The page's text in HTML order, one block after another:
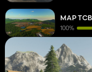
MAP
100%